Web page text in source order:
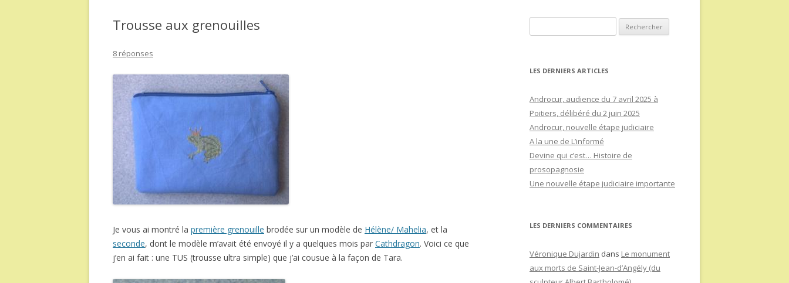
Trousse aux grenouilles
8 réponses
Je vous ai montré la première grenouille brodée sur un modèle de Hélène/ Mahelia, et la
seconde, dont le modèle m’avait été envoyé il y a quelques mois par Cathdragon. Voici ce que
j’en ai fait : une TUS (trousse ultra simple) que j’ai cousue à la façon de Tara.
LES DERNIERS ARTICLES
Androcur, audience du 7 avril 2025 à
Poitiers, délibéré du 2 juin 2025
Androcur, nouvelle étape judiciaire
A la une de L’informé
Devine qui c’est… Histoire de
prosopagnosie
Une nouvelle étape judiciaire importante
LES DERNIERS COMMENTAIRES
Véronique Dujardin dans Le monument
aux morts de Saint-Jean-d’Angély (du